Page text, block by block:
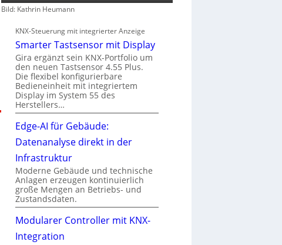
Bild: Kathrin Heumann
KNX-Steuerung mit integrierter Anzeige
Smarter Tastsensor mit Display
Gira ergänzt sein KNX-Portfolio um
den neuen Tastsensor 4.55 Plus.
Die flexibel konfigurierbare
Bedieneinheit mit integriertem
Display im System 55 des
Herstellers…
Edge-AI für Gebäude:
Datenanalyse direkt in der
Infrastruktur
Moderne Gebäude und technische
Anlagen erzeugen kontinuierlich
große Mengen an Betriebs- und
Zustandsdaten.
Modularer Controller mit KNX-
Integration